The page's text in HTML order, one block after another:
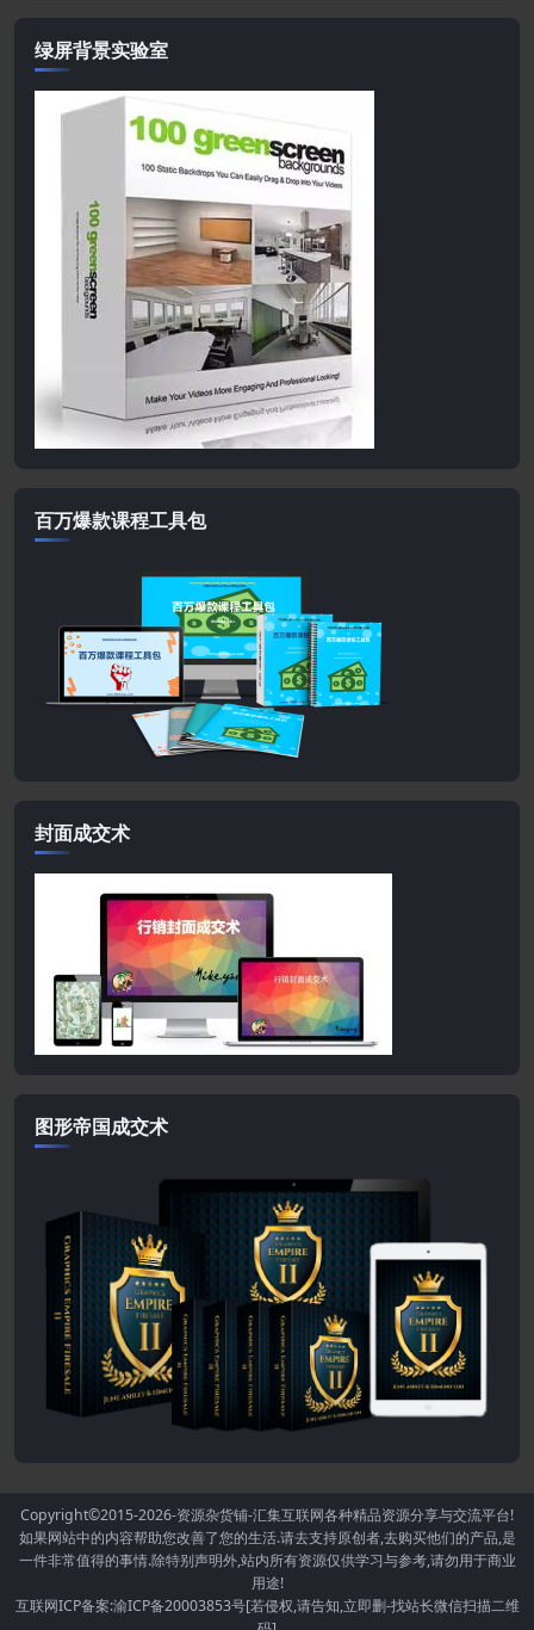
绿屏背景实验室
百万爆款课程工具包
封面成交术
图形帝国成交术
Copyright©2015-2026-资源杂货铺-汇集互联网各种精品资源分享与交流平台!
如果网站中的内容帮助您改善了您的生活.请去支持原创者,去购买他们的产品,是
一件非常值得的事情.除特别声明外,站内所有资源仅供学习与参考,请勿用于商业
用途!
互联网ICP备案:渝ICP备20003853号[若侵权,请告知,立即删-找站长微信扫描二维